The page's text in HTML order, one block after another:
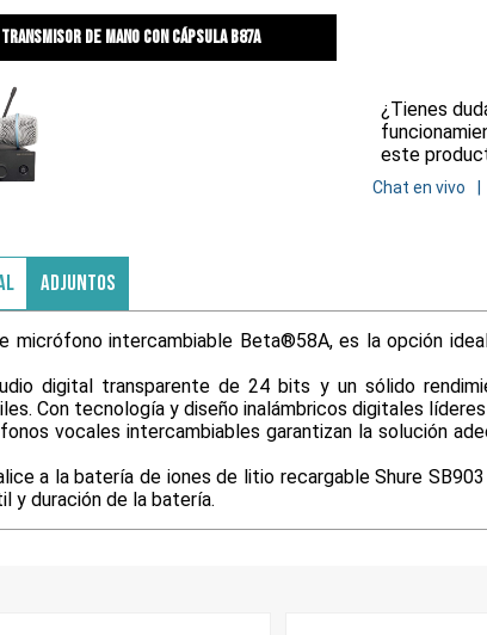
de mano con cápsula b87a
¿Tienes
este
Chat en vivo
ADJUNTOS
micrófono intercambiable Beta®58A, es la opción
digital transparente de 24 bits y un sólido
Con tecnología y diseño inalámbricos digitales
vocales intercambiables garantizan la solución
a la batería de iones de litio recargable Shure
y duración de la batería.